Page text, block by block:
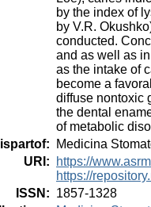
by the index of
by V.R.
conducted.
and as well as
as the intake of
become a
diffuse nontoxic
the dental
of metabolic
:
Medicina
URI :
https://
https://
ISSN : 1857-1328